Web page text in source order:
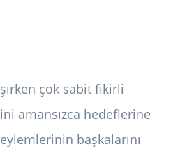
çok sabit fikirli
amansızca hedeflerine
başkalarını